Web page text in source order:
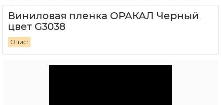
Виниловая пленка ОРАКАЛ Черный
цвет G3038
Опис: